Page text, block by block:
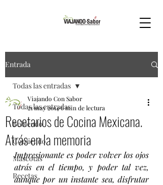
Entrada
Todas las entradas
Bebiendo
Comiendo
Mascotas
Recetas
Todas las entradas
Recetarios de Cocina Mexicana.
Atrás en la memoria
Viajando Con Sabor
21 may 20146 min de lectura
Impresionante es poder volver los ojos
atrás en el tiempo, y poder tal vez,
aunque por un instante sea, disfrutar